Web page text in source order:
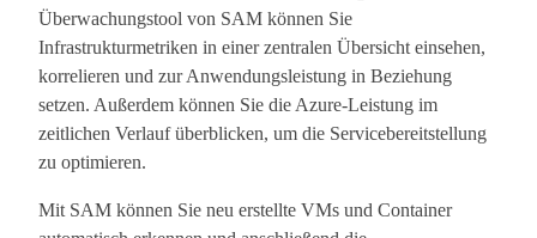
Überwachungstool von SAM können Sie
Infrastrukturmetriken in einer zentralen Übersicht einsehen,
korrelieren und zur Anwendungsleistung in Beziehung
setzen. Außerdem können Sie die Azure-Leistung im
zeitlichen Verlauf überblicken, um die Servicebereitstellung
zu optimieren.
Mit SAM können Sie neu erstellte VMs und Container